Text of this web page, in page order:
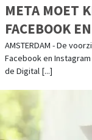
META MOET
FACEBOOK
AMSTERDAM - De
Facebook en
de Digital [...]